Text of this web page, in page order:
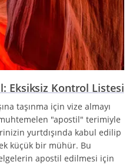
Eksiksiz Kontrol Listesi
taşınma için vize almayı
"apostil" terimiyle
yurtdışında kabul edilip
küçük bir mühür. Bu
apostil edilmesi için